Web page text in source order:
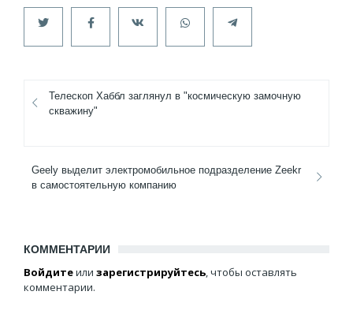
Телескоп Хаббл заглянул в "космическую замочную
скважину"
Geely выделит электромобильное подразделение Zeekr
в самостоятельную компанию
КОММЕНТАРИИ
Войдитеили зарегистрируйтесь , чтобы оставлять
комментарии.